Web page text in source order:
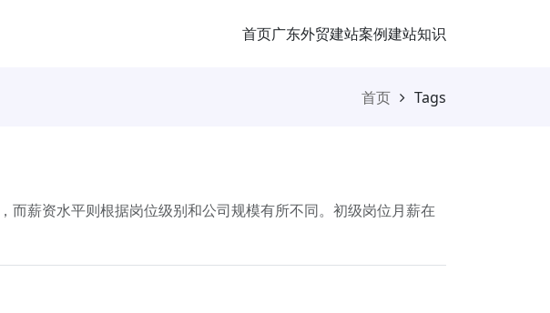
首页广东外贸建站案例建站知识
首页 Tags
薪资水平则根据岗位级别和公司规模有所不同。初级岗位月薪在